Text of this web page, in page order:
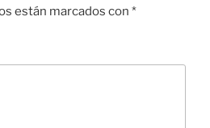
están marcados con *